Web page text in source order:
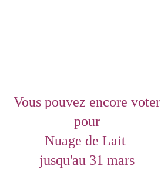
Vous pouvez encore voter
pour
Nuage de Lait
jusqu'au 31 mars